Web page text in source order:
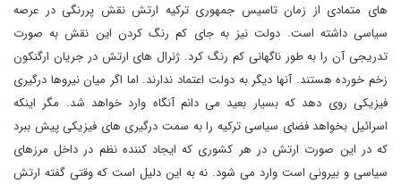
های متمادی از زمان تاسیس جمهوری ترکیه ارتش نقش پررنگی در عرصه
سیاسی داشته است. دولت نیز به جای کم رنگ کردن این نقش به صورت
تدریجی آن را به طور ناگهانی کم رنگ کرد. ژنرال های ارتش در جریان ارگنکون
زخم خورده هستند. آنها دیگر به دولت اعتماد ندارند. اما اگر میان نیروها درگیری
فیزیکی روی دهد که بسیار بعید می دانم آنگاه وارد خواهد شد. مگر اینکه
اسرائیل بخواهد فضای سیاسی ترکیه را به سمت درگیری های فیزیکی پیش ببرد
که در این صورت ارتش در هر کشوری که ایجاد کننده نظم در داخل مرزهای
سیاسی و بیرونی است وارد می شود. نه به این دلیل است که وقتی گفته ارتش